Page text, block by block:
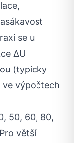
se u
ΔU
(typicky
ve výpočtech
50, 60, 80,
větší